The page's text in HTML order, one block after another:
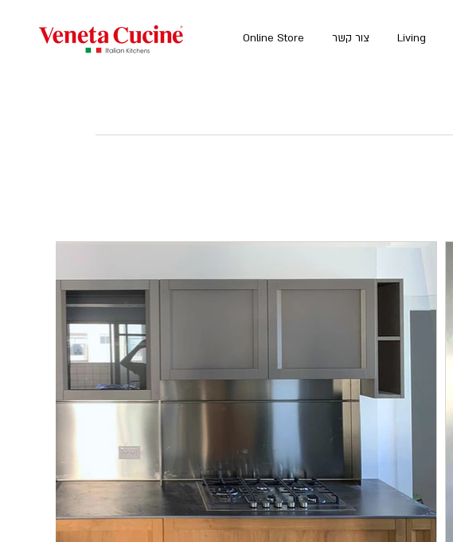
Living צור קשר Online Store